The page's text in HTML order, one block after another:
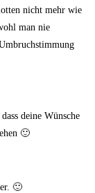
nicht mehr wie
man nie
deine Wünsche
🙂
🙂